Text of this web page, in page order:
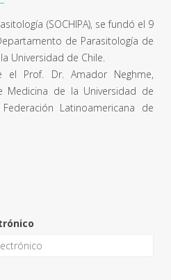
(SOCHIPA), se fundó el 9
de Parasitología de
Universidad de Chile.
el Prof. Dr. Amador Neghme,
Medicina de la Universidad de
Latinoamericana de